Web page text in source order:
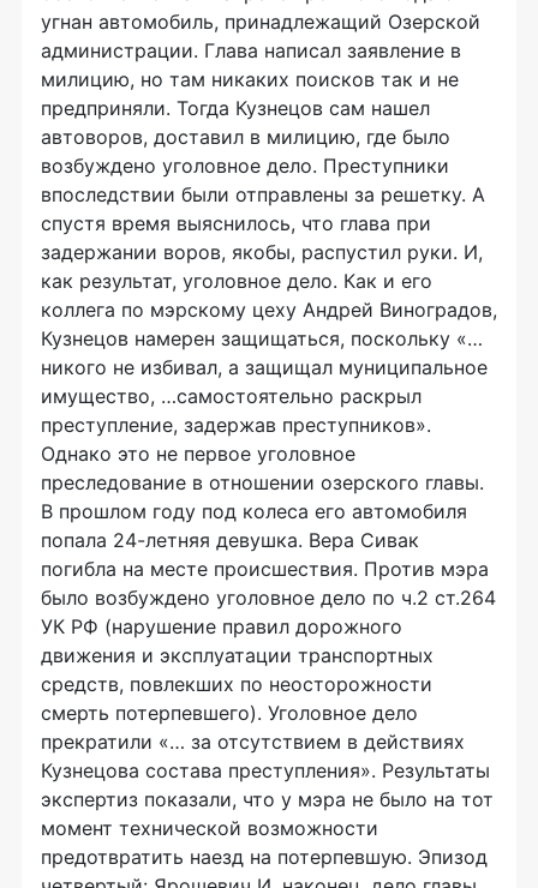
угнан автомобиль, принадлежащий Озерской
администрации. Глава написал заявление в
милицию, но там никаких поисков так и не
предприняли. Тогда Кузнецов сам нашел
автоворов, доставил в милицию, где было
возбуждено уголовное дело. Преступники
впоследствии были отправлены за решетку. А
спустя время выяснилось, что глава при
задержании воров, якобы, распустил руки. И,
как результат, уголовное дело. Как и его
коллега по мэрскому цеху Андрей Виноградов,
Кузнецов намерен защищаться, поскольку «…
никого не избивал, а защищал муниципальное
имущество, …самостоятельно раскрыл
преступление, задержав преступников».
Однако это не первое уголовное
преследование в отношении озерского главы.
В прошлом году под колеса его автомобиля
попала 24-летняя девушка. Вера Сивак
погибла на месте происшествия. Против мэра
было возбуждено уголовное дело по ч.2 ст.264
УК РФ (нарушение правил дорожного
движения и эксплуатации транспортных
средств, повлекших по неосторожности
смерть потерпевшего). Уголовное дело
прекратили «… за отсутствием в действиях
Кузнецова состава преступления». Результаты
экспертиз показали, что у мэра не было на тот
момент технической возможности
предотвратить наезд на потерпевшую. Эпизод